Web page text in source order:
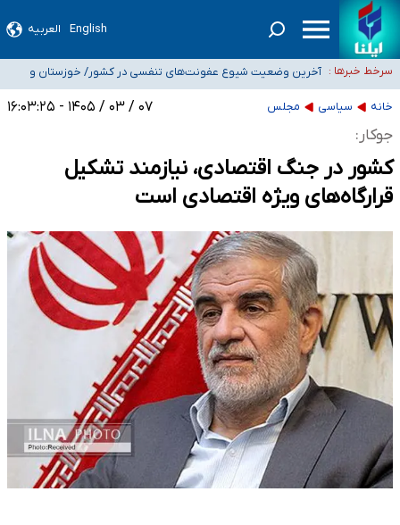
English العربیه
سرخط خبرها :
هستیم، اما هنوز پاسخ مشخصی نگرفته‌ایم
تعویق آزمون ورودی دکترای تخصصی فرماندهی صحنه عملیات و دکترای تخصصی
جغرافیای نظامی دافوس آجاخبرنگاران راویان حقیقت با دغدغه نان، مسکن و بیمه
آخرین وضعیت شیوع عفونت‌های تنفسی در کشور/ خوزستان و
کرمان بالاتر از آستانه هشدار
خانه سیاسی مجلس ۰۷ / ۰۳ / ۱۴۰۵ - ۱۶:۰۳:۲۵
جوکار:
کشور در جنگ اقتصادی، نیازمند تشکیل
قرارگاه‌های ویژه اقتصادی است